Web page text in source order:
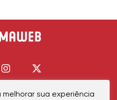
sua experiência